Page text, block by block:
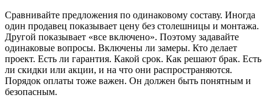
Сравнивайте предложения по одинаковому составу. Иногда
один продавец показывает цену без столешницы и монтажа.
Другой показывает «все включено». Поэтому задавайте
одинаковые вопросы. Включены ли замеры. Кто делает
проект. Есть ли гарантия. Какой срок. Как решают брак. Есть
ли скидки или акции, и на что они распространяются.
Порядок оплаты тоже важен. Он должен быть понятным и
безопасным.